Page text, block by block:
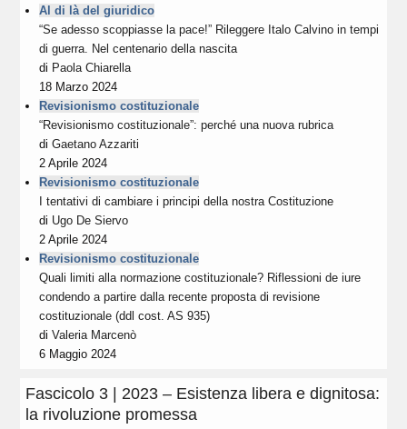
Al di là del giuridico
“Se adesso scoppiasse la pace!” Rileggere Italo Calvino in tempi
di guerra. Nel centenario della nascita
di Paola Chiarella
18 Marzo 2024
Revisionismo costituzionale
“Revisionismo costituzionale”: perché una nuova rubrica
diGaetano Azzariti
2 Aprile 2024
Revisionismo costituzionale
I tentativi di cambiare i principi della nostra Costituzione
di Ugo De Siervo
2 Aprile 2024
Revisionismo costituzionale
Quali limiti alla normazione costituzionale? Riflessioni de iure
condendo a partire dalla recente proposta di revisione
costituzionale (ddl cost. AS 935)
diValeria Marcenò
6 Maggio 2024
Fascicolo 3 | 2023 – Esistenza libera e dignitosa:
la rivoluzione promessa